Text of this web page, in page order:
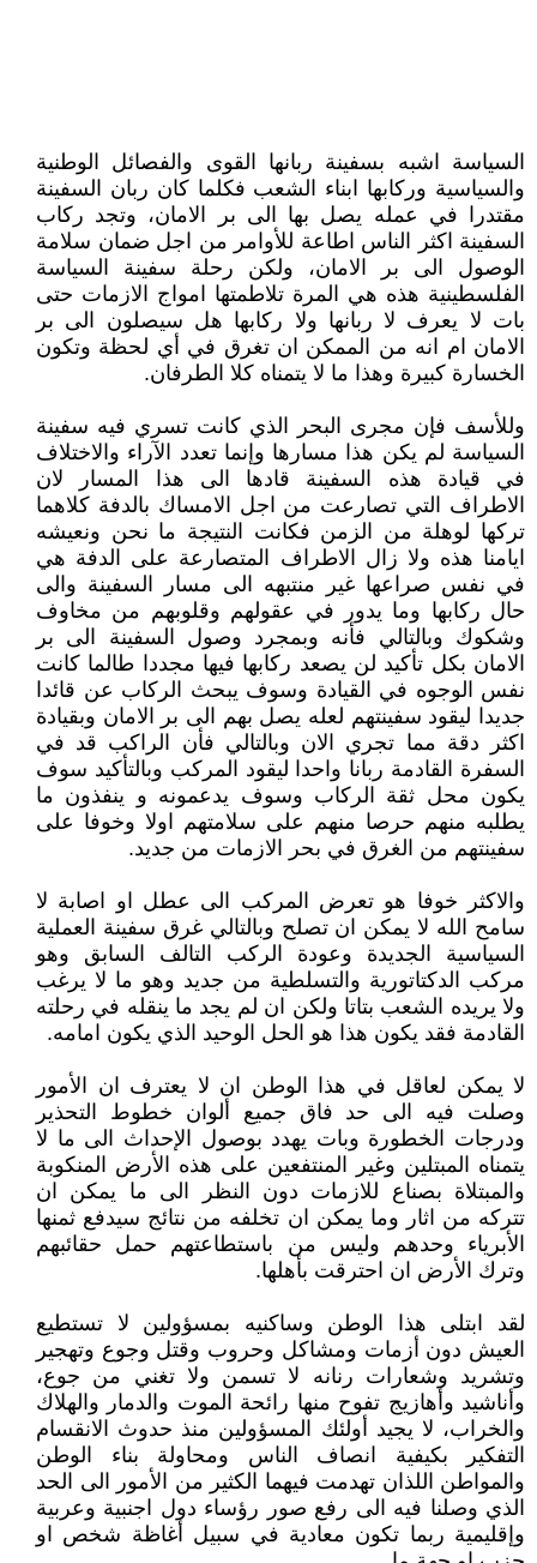
السياسة اشبه بسفينة ربانها القوى والفصائل الوطنية
والسياسية وركابها ابناء الشعب فكلما كان ربان السفينة
مقتدرا في عمله يصل بها الى بر الامان، وتجد ركاب
السفينة اكثر الناس اطاعة للأوامر من اجل ضمان سلامة
الوصول الى بر الامان، ولكن رحلة سفينة السياسة
الفلسطينية هذه هي المرة تلاطمتها امواج الازمات حتى
بات لا يعرف لا ربانها ولا ركابها هل سيصلون الى بر
الامان ام انه من الممكن ان تغرق في أي لحظة وتكون
الخسارة كبيرة وهذا ما لا يتمناه كلا الطرفان.
وللأسف فإن مجرى البحر الذي كانت تسري فيه سفينة
السياسة لم يكن هذا مسارها وإنما تعدد الآراء والاختلاف
في قيادة هذه السفينة قادها الى هذا المسار لان
الاطراف التي تصارعت من اجل الامساك بالدفة كلاهما
تركها لوهلة من الزمن فكانت النتيجة ما نحن ونعيشه
ايامنا هذه ولا زال الاطراف المتصارعة على الدفة هي
في نفس صراعها غير منتبهه الى مسار السفينة والى
حال ركابها وما يدور في عقولهم وقلوبهم من مخاوف
وشكوك وبالتالي فأنه وبمجرد وصول السفينة الى بر
الامان بكل تأكيد لن يصعد ركابها فيها مجددا طالما كانت
نفس الوجوه في القيادة وسوف يبحث الركاب عن قائدا
جديدا ليقود سفينتهم لعله يصل بهم الى بر الامان وبقيادة
اكثر دقة مما تجري الان وبالتالي فأن الراكب قد في
السفرة القادمة ربانا واحدا ليقود المركب وبالتأكيد سوف
يكون محل ثقة الركاب وسوف يدعمونه و ينفذون ما
يطلبه منهم حرصا منهم على سلامتهم اولا وخوفا على
سفينتهم من الغرق في بحر الازمات من جديد.
والاكثر خوفا هو تعرض المركب الى عطل او اصابة لا
سامح الله لا يمكن ان تصلح وبالتالي غرق سفينة العملية
السياسية الجديدة وعودة الركب التالف السابق وهو
مركب الدكتاتورية والتسلطية من جديد وهو ما لا يرغب
ولا يريده الشعب بتاتا ولكن ان لم يجد ما ينقله في رحلته
القادمة فقد يكون هذا هو الحل الوحيد الذي يكون امامه.
لا يمكن لعاقل في هذا الوطن ان لا يعترف ان الأمور
وصلت فيه الى حد فاق جميع ألوان خطوط التحذير
ودرجات الخطورة وبات يهدد بوصول الإحداث الى ما لا
يتمناه المبتلين وغير المنتفعين على هذه الأرض المنكوبة
والمبتلاة بصناع للازمات دون النظر الى ما يمكن ان
تتركه من اثار وما يمكن ان تخلفه من نتائج سيدفع ثمنها
الأبرياء وحدهم وليس من باستطاعتهم حمل حقائبهم
وترك الأرض ان احترقت بأهلها.
لقد ابتلى هذا الوطن وساكنيه بمسؤولين لا تستطيع
العيش دون أزمات ومشاكل وحروب وقتل وجوع وتهجير
وتشريد وشعارات رنانه لا تسمن ولا تغني من جوع،
وأناشيد وأهازيج تفوح منها رائحة الموت والدمار والهلاك
والخراب، لا يجيد أولئك المسؤولين منذ حدوث الانقسام
التفكير بكيفية انصاف الناس ومحاولة بناء الوطن
والمواطن اللذان تهدمت فيهما الكثير من الأمور الى الحد
الذي وصلنا فيه الى رفع صور رؤساء دول اجنبية وعربية
وإقليمية ربما تكون معادية في سبيل أغاظة شخص او